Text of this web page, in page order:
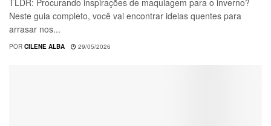
Neste guia completo, você vai encontrar ideias quentes para
arrasar nos...
POR CILENE ALBA 29/05/2026